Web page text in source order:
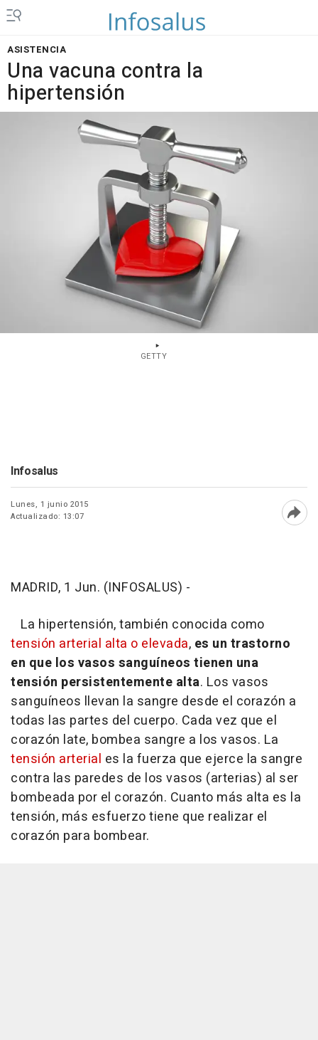
ASISTENCIA
Una vacuna contra la
hipertensión
GETTY
Infosalus
Lunes, 1 junio 2015
Actualizado: 13:07
MADRID, 1 Jun. (INFOSALUS) -
La hipertensión, también conocida como
tensión arterial alta o elevada, es un trastorno
en que los vasos sanguíneos tienen una
tensión persistentemente alta. Los vasos
sanguíneos llevan la sangre desde el corazón a
todas las partes del cuerpo. Cada vez que el
corazón late, bombea sangre a los vasos. La
tensión arterial es la fuerza que ejerce la sangre
contra las paredes de los vasos (arterias) al ser
bombeada por el corazón. Cuanto más alta es la
tensión, más esfuerzo tiene que realizar el
corazón para bombear.